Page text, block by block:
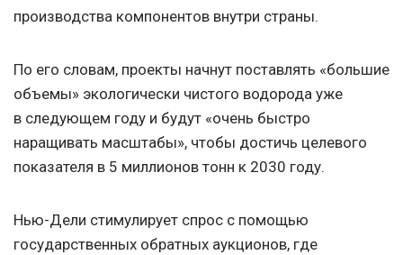
производства компонентов внутри страны.
По его словам, проекты начнут поставлять «большие
объемы» экологически чистого водорода уже
в следующем году и будут «очень быстро
наращивать масштабы», чтобы достичь целевого
показателя в 5 миллионов тонн к 2030 году.
Нью-Дели стимулирует спрос с помощью
государственных обратных аукционов, где